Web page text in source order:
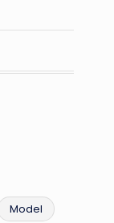
Model